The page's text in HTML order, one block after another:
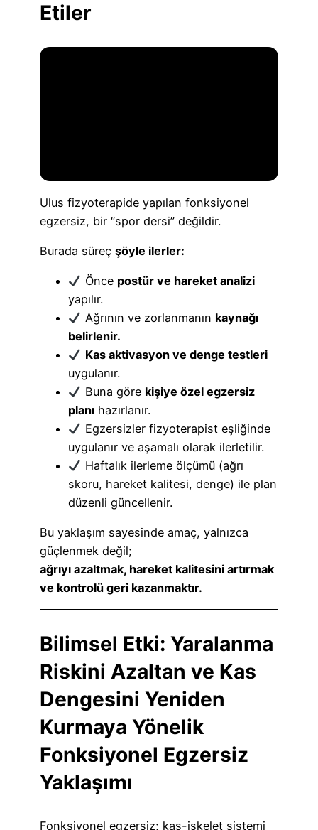
Etiler
Ulus fizyoterapide yapılan fonksiyonel
egzersiz, bir “spor dersi” değildir.
Burada süreç şöyle ilerler:
Önce postür ve hareket analizi
yapılır.
Ağrının ve zorlanmanın kaynağı
belirlenir.
Kas aktivasyon ve denge testleri
uygulanır.
Buna göre kişiye özel egzersiz
planı hazırlanır.
Egzersizler fizyoterapist eşliğinde
uygulanır ve aşamalı olarak ilerletilir.
Haftalık ilerleme ölçümü (ağrı
skoru, hareket kalitesi, denge) ile plan
düzenli güncellenir.
Bu yaklaşım sayesinde amaç, yalnızca
güçlenmek değil;
ağrıyı azaltmak, hareket kalitesini artırmak
ve kontrolü geri kazanmaktır.
Bilimsel Etki: Yaralanma
Riskini Azaltan ve Kas
Dengesini Yeniden
Kurmaya Yönelik
Fonksiyonel Egzersiz
Yaklaşımı
Fonksiyonel egzersiz; kas-iskelet sistemi